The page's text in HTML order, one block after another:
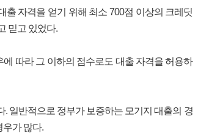
자격을 얻기 위해 최소 700점 이상의 크레딧
믿고 있었다.
따라 그 이하의 점수로도 대출 자격을 허용하
일반적으로 정부가 보증하는 모기지 대출의 경
우가 많다.